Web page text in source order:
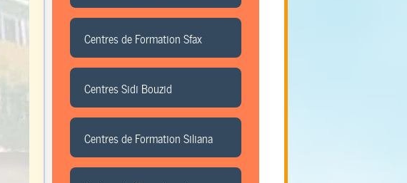
Centres de Formation Sfax
Centres Sidi Bouzid
Centres de Formation Siliana